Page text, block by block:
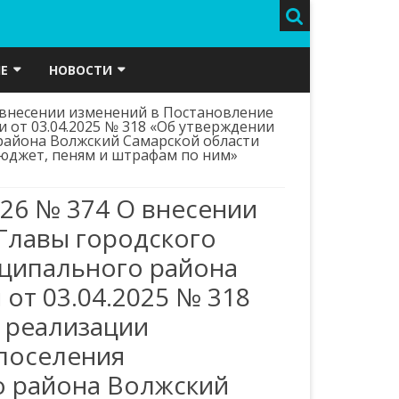
КОНТАКТНАЯ ИНФОРМАЦИЯ
ФКС И МП
ГЕРБ
ФЛАГ
СРЕДА
СУБЪЕКТОВ МСП
МБУ ПО РАЗВИТИЮ ФКС И МП
МБУК ЦКД “ЮБИЛЕЙНЫЙ”
НОВОСТИ
ВИДЕОПРОЕКТ
ГАЗЕТА “МОЙ ПОСЕЛОК”
ОБЪЯВЛЕНИЯ
ПОЛИЦИЯ И БЕЗОПАСНОСТЬ
В ПРОКУРАТУРЕ РАЙОНА
РОССРЕЕСТР РАЗЪЯСНЯЕТ
СЛУЖБА ЗАНЯТОСТИ
изменений в Постановление
03.04.2025 № 318 «Об утверждении
Волжский Самарской области
пеням и штрафам по ним»
№ 374 О внесении
городского
района
03.04.2025 № 318
Волжский